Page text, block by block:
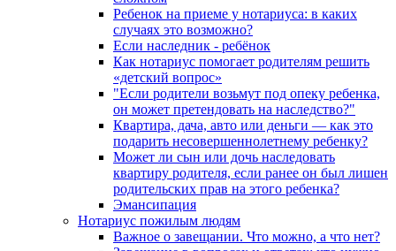
Ребенок на приеме у нотариуса: в каких
случаях это возможно?
Если наследник - ребёнок
Как нотариус помогает родителям решить
«детский вопрос»
"Если родители возьмут под опеку ребенка,
он может претендовать на наследство?"
Квартира, дача, авто или деньги — как это
подарить несовершеннолетнему ребенку?
Может ли сын или дочь наследовать
квартиру родителя, если ранее он был лишен
родительских прав на этого ребенка?
Эмансипация
Нотариус пожилым людям
Важное о завещании. Что можно, а что нет?